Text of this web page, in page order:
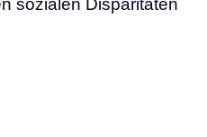
sozialen Disparitäten